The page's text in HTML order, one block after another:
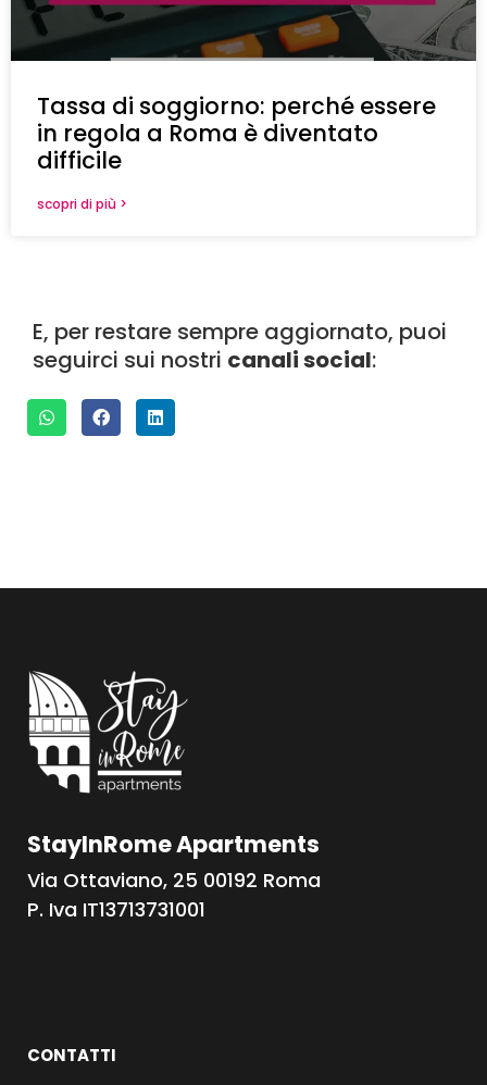
Tassa di soggiorno: perché essere
in regola a Roma è diventato
difficile
scopri di più >
E, per restare sempre aggiornato, puoi
seguirci sui nostri canali social:
StayInRome Apartments
Via Ottaviano, 25 00192 Roma
P. Iva IT13713731001
CONTATTI